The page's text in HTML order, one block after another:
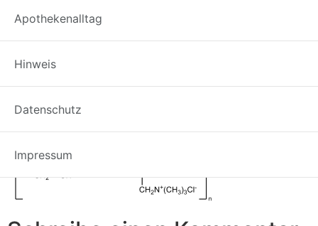
Apothekenalltag
Hinweis
Datenschutz
Impressum
Colestyramin-
Strukturformel